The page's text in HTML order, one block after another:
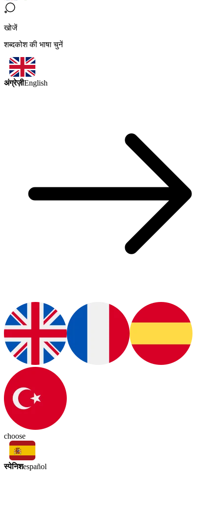
खोजें
शब्दकोश की भाषा चुनें
अंग्रेज़ीEnglish
choose
स्पेनिशespañol